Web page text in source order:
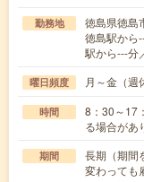
勤務地
徳島県徳島
徳島駅から
駅から---分
曜日頻度 月～金（週
時間
8：30～17
る場合が
期間
長期（期間
変わっても